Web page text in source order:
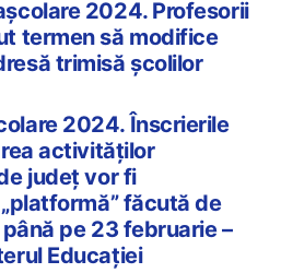
2024. Profesorii
termen să modifice
trimisă școlilor
2024. Înscrierile
activităților
județ vor fi
făcută de
pe 23 februarie –
Educației